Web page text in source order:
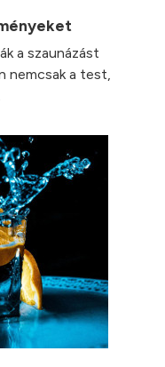
a szaunázást
nemcsak a test,